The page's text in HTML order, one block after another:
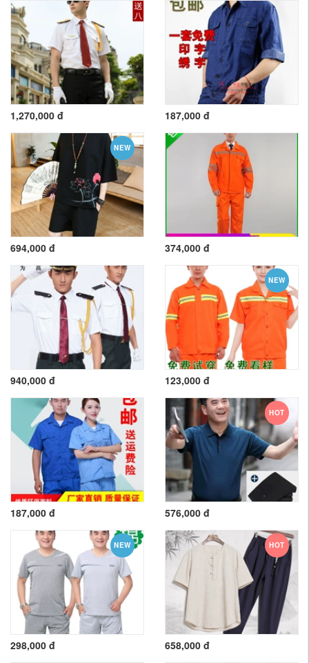
1,270,000 đ 187,000 đ
NEW
694,000 đ 374,000 đ
940,000 đ
NEW
123,000 đ
187,000 đ
HOT
576,000 đ
NEW
298,000 đ
HOT
658,000 đ